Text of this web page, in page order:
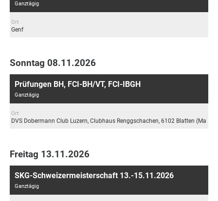
Ganztägig
Ort
Genf
Sonntag 08.11.2026
Prüfungen BH, FCI-BH/VT, FCI-IBGH
Ganztägig
Ort
DVS Dobermann Club Luzern, Clubhaus Renggschachen, 6102 Blatten
Freitag 13.11.2026
SKG-Schweizermeisterschaft 13.-15.11.2026
Ganztägig